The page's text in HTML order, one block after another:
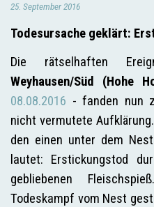
25. September 2016
Todesursache geklärt:
Die rätselhaften
Weyhausen/Süd (Hohe
08.08.2016 - fanden nun
nicht vermutete
den einen unter dem
lautet: Erstickungstod
gebliebenen
Todeskampf vom Nest